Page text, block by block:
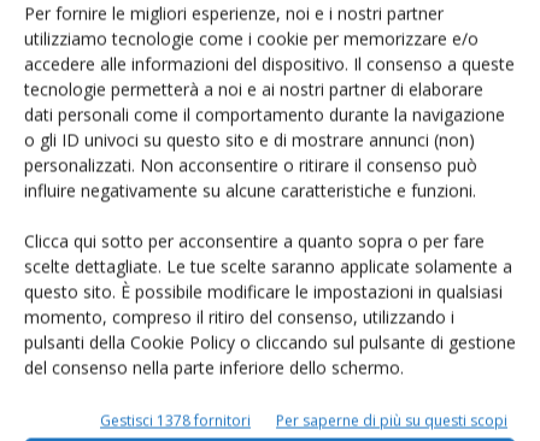
Per fornire le migliori esperienze, noi e i nostri partner
utilizziamo tecnologie come i cookie per memorizzare e/o
accedere alle informazioni del dispositivo. Il consenso a queste
tecnologie permetterà a noi e ai nostri partner di elaborare
dati personali come il comportamento durante la navigazione
o gli ID univoci su questo sito e di mostrare annunci (non)
personalizzati. Non acconsentire o ritirare il consenso può
influire negativamente su alcune caratteristiche e funzioni.
Clicca qui sotto per acconsentire a quanto sopra o per fare
scelte dettagliate. Le tue scelte saranno applicate solamente a
questo sito. È possibile modificare le impostazioni in qualsiasi
momento, compreso il ritiro del consenso, utilizzando i
pulsanti della Cookie Policy o cliccando sul pulsante di gestione
del consenso nella parte inferiore dello schermo.
Gestisci 1378 fornitori Per saperne di più su questi scopi
L'Esperto risponde
I consigli di Terra e Vita agli agricoltori
Cerca adesso